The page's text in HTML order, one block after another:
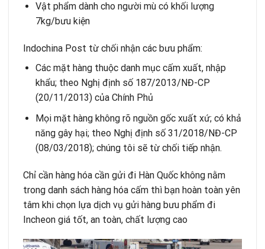
Vật phẩm dành cho người mù có khối lượng
7kg/bưu kiện
Indochina Post từ chối nhận các bưu phẩm:
Các mặt hàng thuộc danh mục cấm xuất, nhập
khẩu; theo Nghị định số 187/2013/NĐ-CP
(20/11/2013) của Chính Phủ
Mọi mặt hàng không rõ nguồn gốc xuất xứ; có khả
năng gây hại; theo Nghị định số 31/2018/NĐ-CP
(08/03/2018); chúng tôi sẽ từ chối tiếp nhận.
Chỉ cần hàng hóa cần gửi đi Hàn Quốc không nằm
trong danh sách hàng hóa cấm thì bạn hoàn toàn yên
tâm khi chọn lựa dịch vụ gửi hàng bưu phẩm đi
Incheon giá tốt, an toàn, chất lượng cao